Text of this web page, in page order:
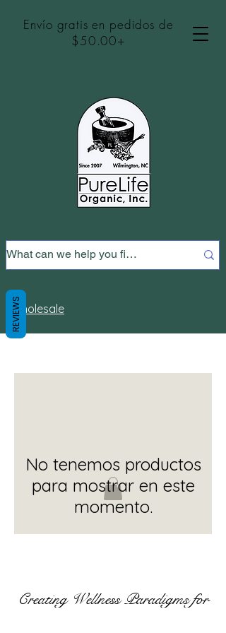
Envío gratis en pedidos de
$50.00+
Wholesale
No tenemos productos
para mostrar en este
momento.
Creating Wellness Paradigms for
REVIEWS